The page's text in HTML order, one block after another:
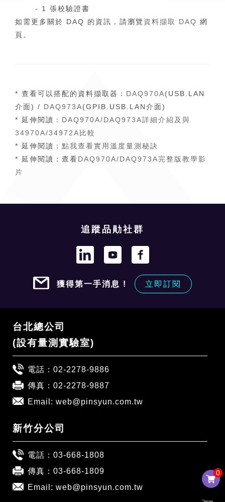
0
0
- 1 張校驗證書
如需更多關於 DAQ 的資訊，請瀏覽 資料擷取 DAQ 網
頁。
* 查看可以搭配的資料擷取器： DAQ970A(USB.LAN
介面) / DAQ973A(GPIB.USB.LAN介面)
* 延伸閱讀： DAQ970A/DAQ973A詳細介紹及與
34970A/34972A比較
* 延伸閱讀： 點我查看實用溫度量測秘訣
* 延伸閱讀：查看DAQ970A/DAQ973A完整版教學影
片
追蹤品勛社群
獲得第一手消息 ! 立即訂閱
台北總公司
(設有量測實驗室)
電話： 02-2278-9886
傳真：02-2278-9887
Email: web@pinsyun.com.tw
新竹分公司
電話： 03-668-1808
傳真：03-668-1809
Email: web@pinsyun.com.tw